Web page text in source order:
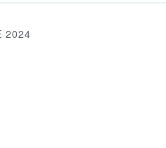
2024